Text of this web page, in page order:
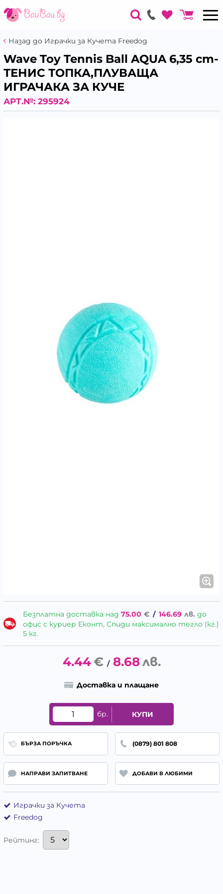
Назад до Играчки за Кучета Freedog
Wave Toy Tennis Ball AQUA 6,35 cm-
ТЕНИС ТОПКА,ПЛУВАЩА
ИГРАЧАКА ЗА КУЧЕ
АРТ.№: 295924
Безплатна доставка над 75.00 € / 146.69 лв. до
офис с куриер Еконт, Спиди максимално тегло (кг.)
5 кг.
4.44€ / 8.68лв.
Доставка и плащане
бр. КУПИ
БЪРЗА ПОРЪЧКА (0879) 801 808
НАПРАВИ ЗАПИТВАНЕ ДОБАВИ В ЛЮБИМИ
Играчки за Кучета
Freedog
Рейтинг: